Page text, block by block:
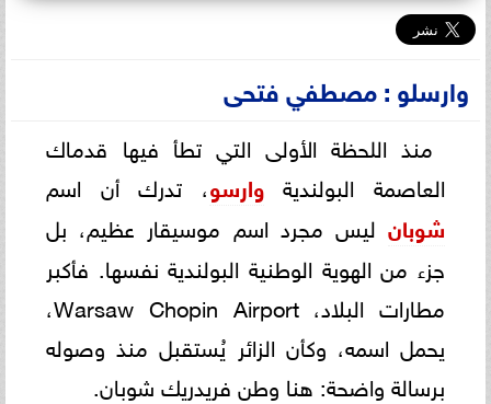
وارسلو : مصطفي فتحى
منذ اللحظة الأولى التي تطأ فيها قدماك
العاصمة البولنديةوارسو، تدرك أن اسم
شوبان ليس مجرد اسم موسيقار عظيم، بل
جزء من الهوية الوطنية البولندية نفسها. فأكبر
مطارات البلاد، Warsaw Chopin Airport،
يحمل اسمه، وكأن الزائر يُستقبل منذ وصوله
برسالة واضحة: هنا وطن فريدريك شوبان.